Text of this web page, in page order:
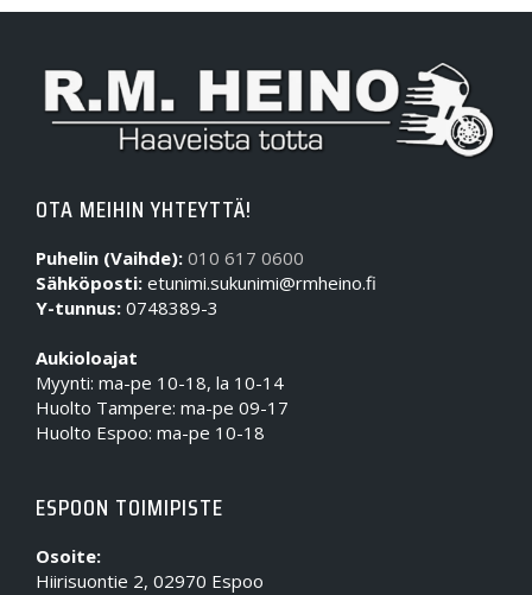
OTA MEIHIN YHTEYTTÄ!
Puhelin (Vaihde): 010 617 0600
Sähköposti: etunimi.sukunimi@rmheino.fi
Y-tunnus: 0748389-3
Aukioloajat
Myynti: ma-pe 10-18, la 10-14
Huolto Tampere: ma-pe 09-17
Huolto Espoo: ma-pe 10-18
ESPOON TOIMIPISTE
Osoite:
Hiirisuontie 2, 02970 Espoo